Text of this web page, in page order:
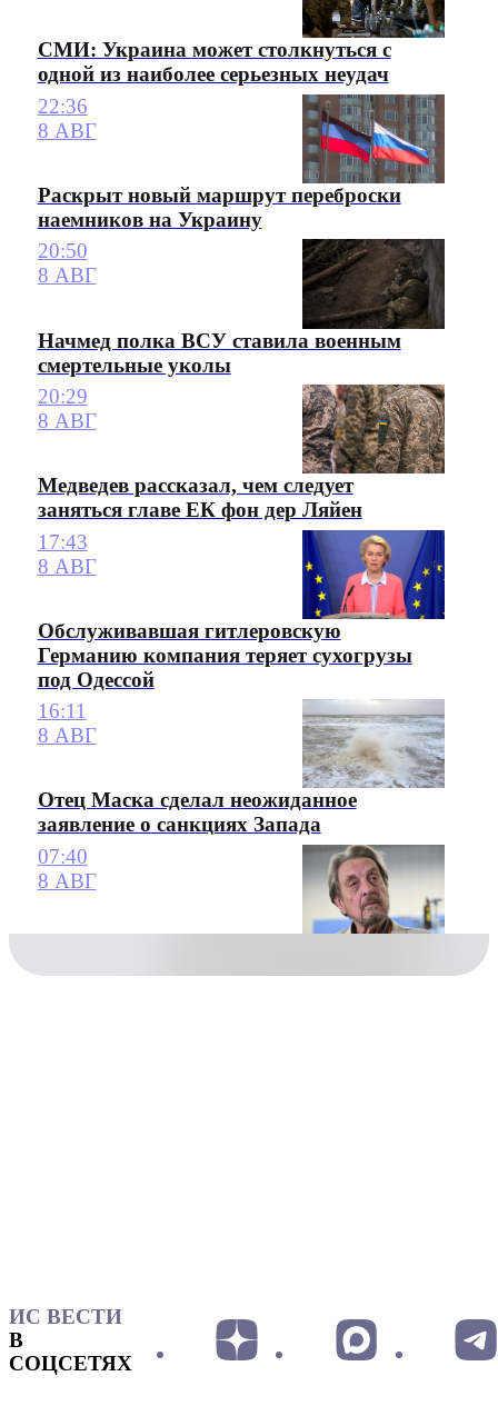
СМИ: Украина может столкнуться с
одной из наиболее серьезных неудач
22:36
8 АВГ
Раскрыт новый маршрут переброски
наемников на Украину
20:50
8 АВГ
Начмед полка ВСУ ставила военным
смертельные уколы
20:29
8 АВГ
Медведев рассказал, чем следует
заняться главе ЕК фон дер Ляйен
17:43
8 АВГ
Обслуживавшая гитлеровскую
Германию компания теряет сухогрузы
под Одессой
16:11
8 АВГ
Отец Маска сделал неожиданное
заявление о санкциях Запада
07:40
8 АВГ
ИС ВЕСТИ
В
СОЦСЕТЯХ